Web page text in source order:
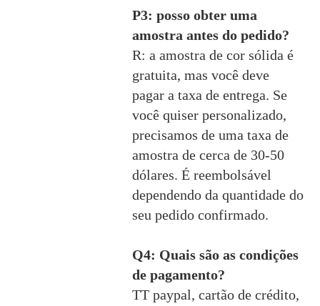
P3: posso obter uma
amostra antes do pedido?
R: a amostra de cor sólida é
gratuita, mas você deve
pagar a taxa de entrega. Se
você quiser personalizado,
precisamos de uma taxa de
amostra de cerca de 30-50
dólares. É reembolsável
dependendo da quantidade do
seu pedido confirmado.
Q4: Quais são as condições
de pagamento?
TT paypal, cartão de crédito,